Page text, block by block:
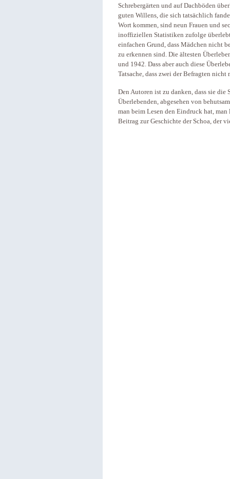
Schrebergärten und auf Dachböden
guten Willens, die sich tatsächlich
Wort kommen, sind neun Frauen und
inoffiziellen Statistiken zufolge
einfachen Grund, dass Mädchen nicht
zu erkennen sind. Die ältesten
und 1942. Dass aber auch diese
Tatsache, dass zwei der Befragten
Den Autoren ist zu danken, dass sie
Überlebenden, abgesehen von
man beim Lesen den Eindruck hat,
Beitrag zur Geschichte der Schoa, der